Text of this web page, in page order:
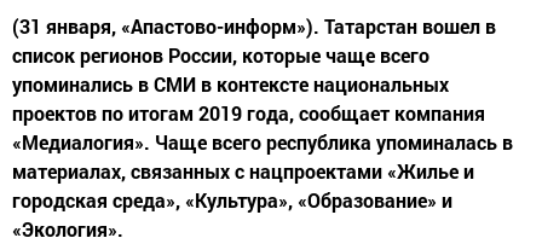
(31 января, «Апастово-информ»). Татарстан вошел в
список регионов России, которые чаще всего
упоминались в СМИ в контексте национальных
проектов по итогам 2019 года, сообщает компания
«Медиалогия». Чаще всего республика упоминалась в
материалах, связанных с нацпроектами «Жилье и
городская среда», «Культура», «Образование» и
«Экология».